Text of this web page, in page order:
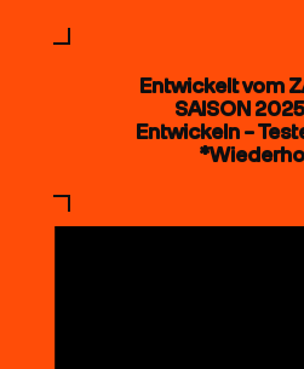
Entwickelt vom
SAISON
Entwickeln –